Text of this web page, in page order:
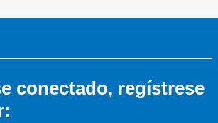
conectado, regístrese